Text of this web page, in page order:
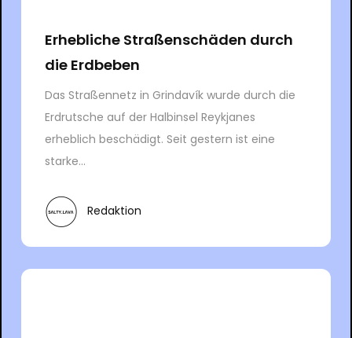
Erhebliche Straßenschäden durch
die Erdbeben
Das Straßennetz in Grindavík wurde durch die
Erdrutsche auf der Halbinsel Reykjanes
erheblich beschädigt. Seit gestern ist eine
starke...
Redaktion